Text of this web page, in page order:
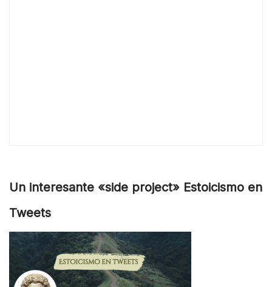
Un interesante «side project» Estoicismo en
Tweets